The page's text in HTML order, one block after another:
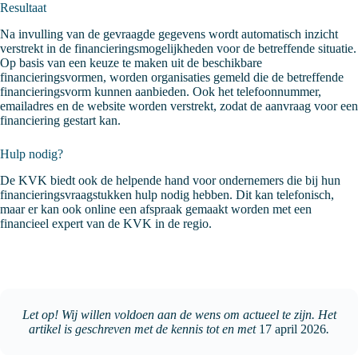
Resultaat
Na invulling van de gevraagde gegevens wordt automatisch inzicht
verstrekt in de financieringsmogelijkheden voor de betreffende situatie.
Op basis van een keuze te maken uit de beschikbare
financieringsvormen, worden organisaties gemeld die de betreffende
financieringsvorm kunnen aanbieden. Ook het telefoonnummer,
emailadres en de website worden verstrekt, zodat de aanvraag voor een
financiering gestart kan.
Hulp nodig?
De KVK biedt ook de helpende hand voor ondernemers die bij hun
financieringsvraagstukken hulp nodig hebben. Dit kan telefonisch,
maar er kan ook online een afspraak gemaakt worden met een
financieel expert van de KVK in de regio.
Let op! Wij willen voldoen aan de wens om actueel te zijn. Het
artikel is geschreven met de kennis tot en met 17 april 2026.